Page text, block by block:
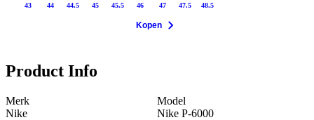
43 44 44.5 45 45.5 46 47 47.5 48.5
Kopen
Product Info
Merk
Nike
Model
Nike P-6000